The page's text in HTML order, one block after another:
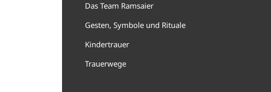
Das Team Ramsaier
Gesten, Symbole und Rituale
Kindertrauer
Trauerwege